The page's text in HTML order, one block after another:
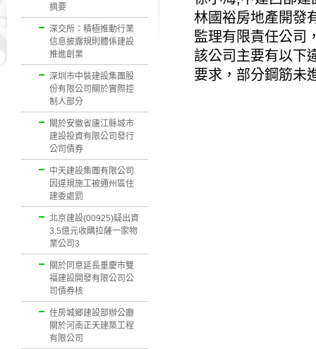
摘要
深交所：積極推動行業
信息披露規則體係建設
推進創業
深圳市中裝建設集團股
份有限公司關於實際控
制人部分
關於安徽省廬江縣城市
建設投資有限公司發行
公司債券
中天建設集團有限公司
因違規施工被通州區住
建委處罰
北京建設(00925)疑出資
3.5億元收購拉薩一家物
業公司3
關於同意延長重慶市雙
福建設開發有限公司公
司債券核
住房城鄉建設部辦公廳
關於河南正天建築工程
有限公司
林國裕房地產開發
監理有限責任公司
該公司主要有以下
要求，部分鋼筋未